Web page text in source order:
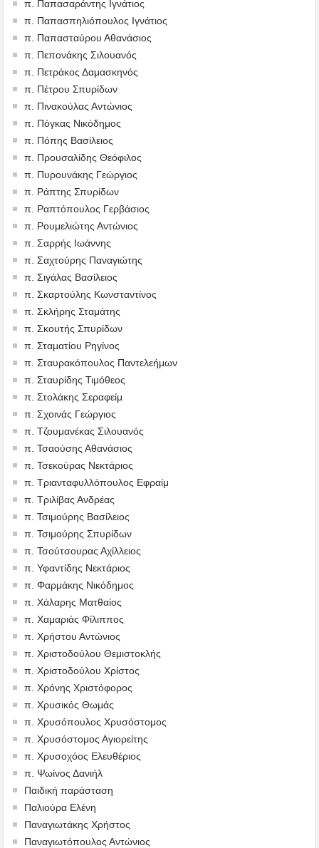
π. Παπασαράντης Ιγνάτιος
π. Παπασπηλιόπουλος Ιγνάτιος
π. Παπασταύρου Αθανάσιος
π. Πεπονάκης Σιλουανός
π. Πετράκος Δαμασκηνός
π. Πέτρου Σπυρίδων
π. Πινακούλας Αντώνιος
π. Πόγκας Νικόδημος
π. Πόπης Βασίλειος
π. Προυσαλίδης Θεόφιλος
π. Πυρουνάκης Γεώργιος
π. Ράπτης Σπυρίδων
π. Ραπτόπουλος Γερβάσιος
π. Ρουμελιώτης Αντώνιος
π. Σαρρής Ιωάννης
π. Σαχτούρης Παναγιώτης
π. Σιγάλας Βασίλειος
π. Σκαρτούλης Κωνσταντίνος
π. Σκλήρης Σταμάτης
π. Σκουτής Σπυρίδων
π. Σταματίου Ρηγίνος
π. Σταυρακόπουλος Παντελεήμων
π. Σταυρίδης Τιμόθεος
π. Στολάκης Σεραφείμ
π. Σχοινάς Γεώργιος
π. Τζουμανέκας Σιλουανός
π. Τσαούσης Αθανάσιος
π. Τσεκούρας Νεκτάριος
π. Τριανταφυλλόπουλος Εφραίμ
π. Τριλίβας Ανδρέας
π. Τσιμούρης Βασίλειος
π. Τσιμούρης Σπυρίδων
π. Τσούτσουρας Αχίλλειος
π. Υφαντίδης Νεκτάριος
π. Φαρμάκης Νικόδημος
π. Χάλαρης Ματθαίος
π. Χαμαριάς Φίλιππος
π. Χρήστου Αντώνιος
π. Χριστοδούλου Θεμιστοκλής
π. Χριστοδούλου Χρίστος
π. Χρόνης Χριστόφορος
π. Χρυσικός Θωμάς
π. Χρυσόπουλος Χρυσόστομος
π. Χρυσόστομος Αγιορείτης
π. Χρυσοχόος Ελευθέριος
π. Ψωίνος Δανιήλ
Παιδική παράσταση
Παλιούρα Ελένη
Παναγιωτάκης Χρήστος
Παναγιωτόπουλος Αντώνιος